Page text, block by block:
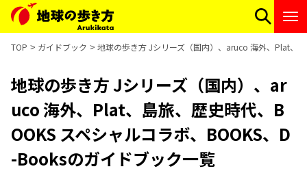
TOP ガイドブック 地球の歩き方 Jシリーズ（国内）、aruco 海外、Plat、
地球の歩き方 Jシリーズ（国内）、ar
uco 海外、Plat、島旅、歴史時代、B
OOKS スペシャルコラボ、BOOKS、D
-Booksのガイドブック一覧